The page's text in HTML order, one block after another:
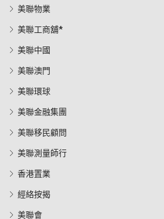
美聯物業
美聯工商舖*
美聯中國
美聯澳門
美聯環球
美聯金融集團
美聯移民顧問
美聯測量師行
香港置業
經絡按揭
美聯會